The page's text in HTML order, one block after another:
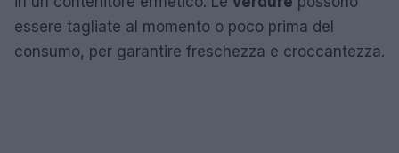
essere tagliate al momento o poco prima del
consumo, per garantire freschezza e croccantezza.